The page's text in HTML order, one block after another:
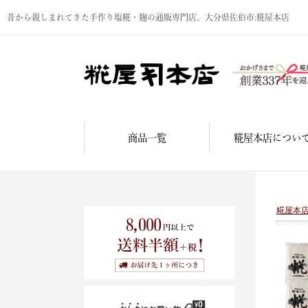
昔から親しまれてきた手作り塩糀・麹の通販専門店。大分県佐伯市:糀屋本店
商品一覧 糀屋本店につい
糀屋本